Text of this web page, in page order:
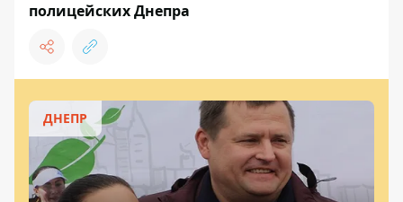
полицейских Днепра
ДНЕПР